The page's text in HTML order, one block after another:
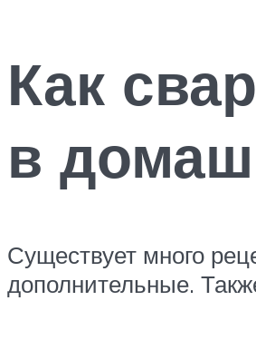
Как
в
Существует много
дополнительные.